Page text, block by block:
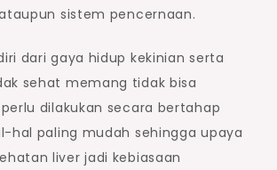
sistem pencernaan.
dari gaya hidup kekinian serta
sehat memang tidak bisa
dilakukan secara bertahap
hal paling mudah sehingga upaya
liver jadi kebiasaan